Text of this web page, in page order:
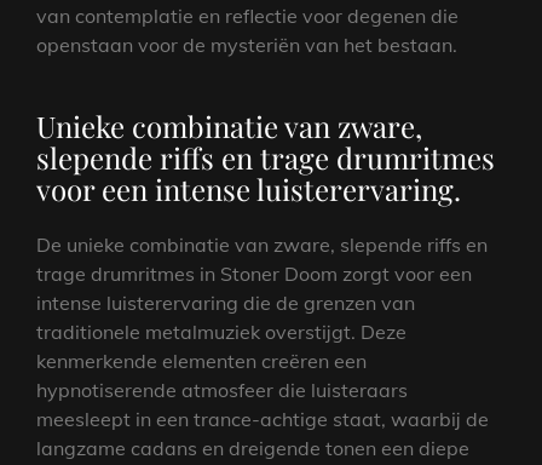
van contemplatie en reflectie voor degenen die
openstaan voor de mysteriën van het bestaan.
Unieke combinatie van zware,
slepende riffs en trage drumritmes
voor een intense luisterervaring.
De unieke combinatie van zware, slepende riffs en
trage drumritmes in Stoner Doom zorgt voor een
intense luisterervaring die de grenzen van
traditionele metalmuziek overstijgt. Deze
kenmerkende elementen creëren een
hypnotiserende atmosfeer die luisteraars
meesleept in een trance-achtige staat, waarbij de
langzame cadans en dreigende tonen een diepe